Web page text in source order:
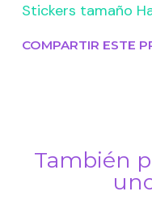
Stickers tamaño
COMPARTIR ESTE
También